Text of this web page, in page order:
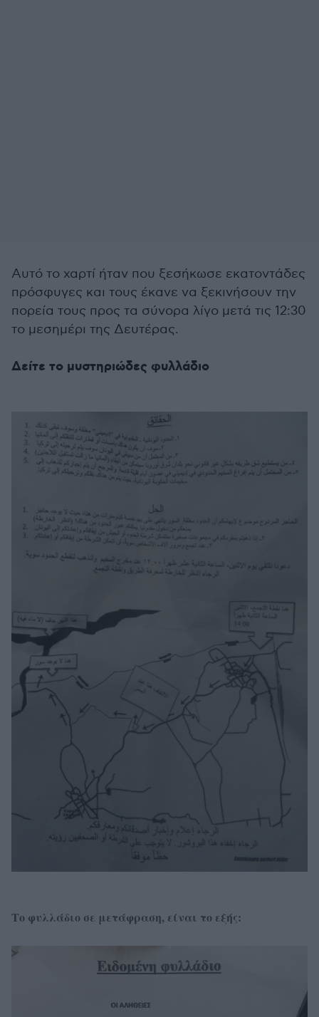
Αυτό το χαρτί ήταν που ξεσήκωσε εκατοντάδες
πρόσφυγες και τους έκανε να ξεκινήσουν την
πορεία τους προς τα σύνορα λίγο μετά τις 12:30
το μεσημέρι της Δευτέρας.
Δείτε το μυστηριώδες φυλλάδιο
Το φυλλάδιο σε μετάφραση, είναι το εξής: